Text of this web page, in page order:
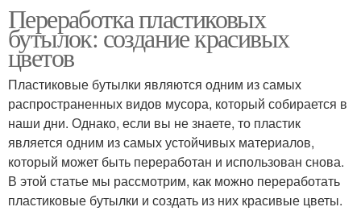
Переработка пластиковых
бутылок: создание красивых
цветов
Пластиковые бутылки являются одним из самых
распространенных видов мусора, который собирается в
наши дни. Однако, если вы не знаете, то пластик
является одним из самых устойчивых материалов,
который может быть переработан и использован снова.
В этой статье мы рассмотрим, как можно переработать
пластиковые бутылки и создать из них красивые цветы.